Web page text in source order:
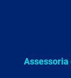
Assessoria